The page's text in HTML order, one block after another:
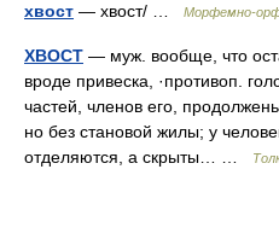
хвост — хвост/ … Морфемно-
ХВОСТ — муж. вообще, что
вроде привеска, ·противоп.
частей, членов его,
но без становой жилы; у
отделяются, а скрыты… …